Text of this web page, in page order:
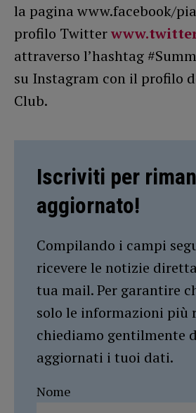
la pagina www.facebook/
profilo Twitter
attraverso l’hashtag
su Instagram con il profilo
Club.
Iscriviti per
aggiornato!
Compilando i campi
ricevere le notizie
tua mail. Per garantire
solo le informazioni più
chiediamo gentilmente
aggiornati i tuoi dati.
Nome